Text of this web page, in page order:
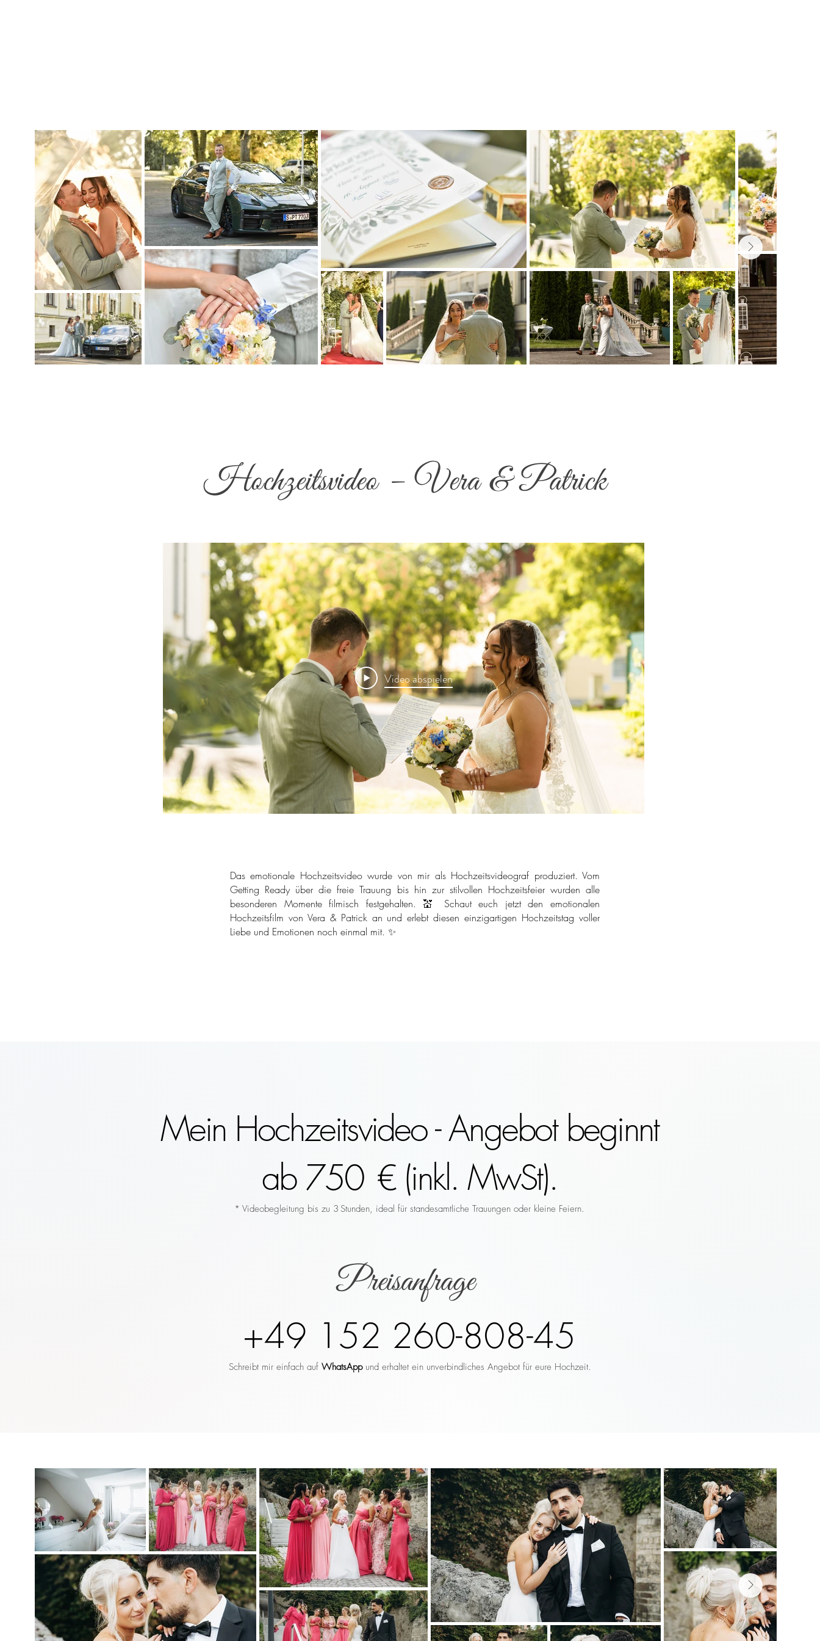
Hochzeitsvideo – Vera & Patrick
Video abspielen
Das emotionale Hochzeitsvideo wurde von mir als Hochzeitsvideograf produziert. Vom
Getting Ready über die freie Trauung bis hin zur stilvollen Hochzeitsfeier wurden alle
besonderen Momente filmisch festgehalten. 💒 Schaut euch jetzt den emotionalen
Hochzeitsfilm von Vera & Patrick an und erlebt diesen einzigartigen Hochzeitstag voller
Liebe und Emotionen noch einmal mit. ✨
Mein Hochzeitsvideo - Angebot beginnt
ab 750 € (inkl. MwSt).
* Videobegleitung bis zu 3 Stunden, ideal für standesamtliche Trauungen oder kleine Feiern.
Preisanfrage
+49 152 260-808-45
Schreibt mir einfach auf WhatsAppund erhaltet ein unverbindliches Angebot für eure Hochzeit.